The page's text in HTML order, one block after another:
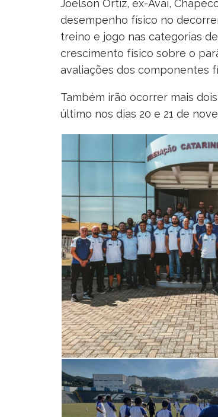
Joelson Ortiz, ex-Avaí,
desempenho físico no
treino e jogo nas categorias
crescimento físico sobre o
avaliações dos componentes
Também irão ocorrer mais
último nos dias 20 e 21 de